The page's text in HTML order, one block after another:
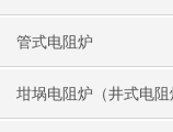
管式电阻炉
坩埚电阻炉（井式电阻